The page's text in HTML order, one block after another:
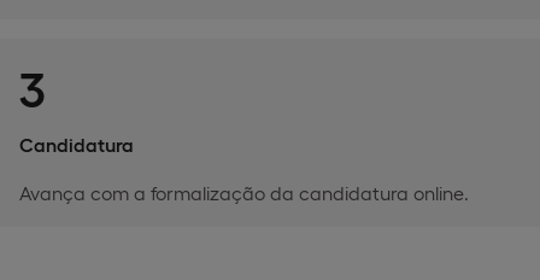
3
Candidatura
Avança com a formalização da candidatura online.